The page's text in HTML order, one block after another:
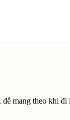
mang theo khi đi